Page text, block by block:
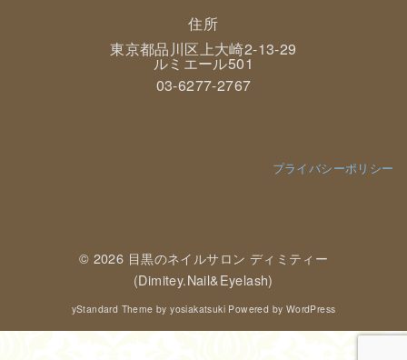
住所
東京都品川区上大崎2-13-29
ルミエール501
03-6277-2767
プライバシーポリシー
© 2026 目黒のネイルサロン ディミティー
(Dimitey.Nail&Eyelash)
yStandard Theme byyosiakatsuki Powered by WordPress